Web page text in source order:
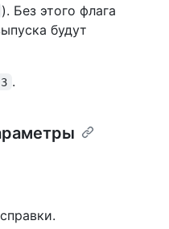
). Без этого флага
будут
.